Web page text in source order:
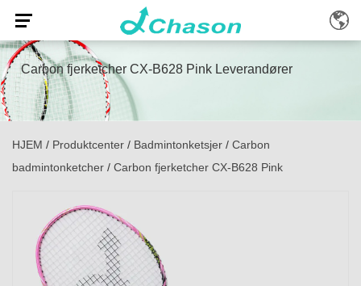
Carbon fjerketcher CX-B628 Pink Leverandører
HJEM / Produktcenter / Badmintonketsjer / Carbon
badmintonketcher / Carbon fjerketcher CX-B628 Pink